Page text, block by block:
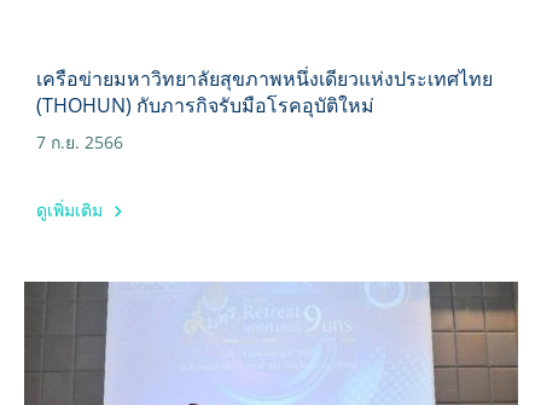
เครือข่ายมหาวิทยาลัยสุขภาพหนึ่งเดียวแห่งประเทศไทย
(THOHUN) กับภารกิจรับมือโรคอุบัติใหม่
7 ก.ย. 2566
ดูเพิ่มเติม